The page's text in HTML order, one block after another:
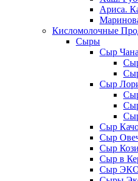
Ариса.
Кисломолочные
Сыры
Сыр
Сыр
Сыр
Сыр
Сыр
Сыр в
Сыр